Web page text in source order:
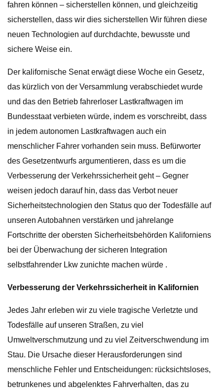
fahren können – sicherstellen können, und gleichzeitig
sicherstellen, dass wir dies sicherstellen Wir führen diese
neuen Technologien auf durchdachte, bewusste und
sichere Weise ein.
Der kalifornische Senat erwägt diese Woche ein Gesetz,
das kürzlich von der Versammlung verabschiedet wurde
und das den Betrieb fahrerloser Lastkraftwagen im
Bundesstaat verbieten würde, indem es vorschreibt, dass
in jedem autonomen Lastkraftwagen auch ein
menschlicher Fahrer vorhanden sein muss. Befürworter
des Gesetzentwurfs argumentieren, dass es um die
Verbesserung der Verkehrssicherheit geht – Gegner
weisen jedoch darauf hin, dass das Verbot neuer
Sicherheitstechnologien den Status quo der Todesfälle auf
unseren Autobahnen verstärken und jahrelange
Fortschritte der obersten Sicherheitsbehörden Kaliforniens
bei der Überwachung der sicheren Integration
selbstfahrender Lkw zunichte machen würde .
Verbesserung der Verkehrssicherheit in Kalifornien
Jedes Jahr erleben wir zu viele tragische Verletzte und
Todesfälle auf unseren Straßen, zu viel
Umweltverschmutzung und zu viel Zeitverschwendung im
Stau. Die Ursache dieser Herausforderungen sind
menschliche Fehler und Entscheidungen: rücksichtsloses,
betrunkenes und abgelenktes Fahrverhalten, das zu